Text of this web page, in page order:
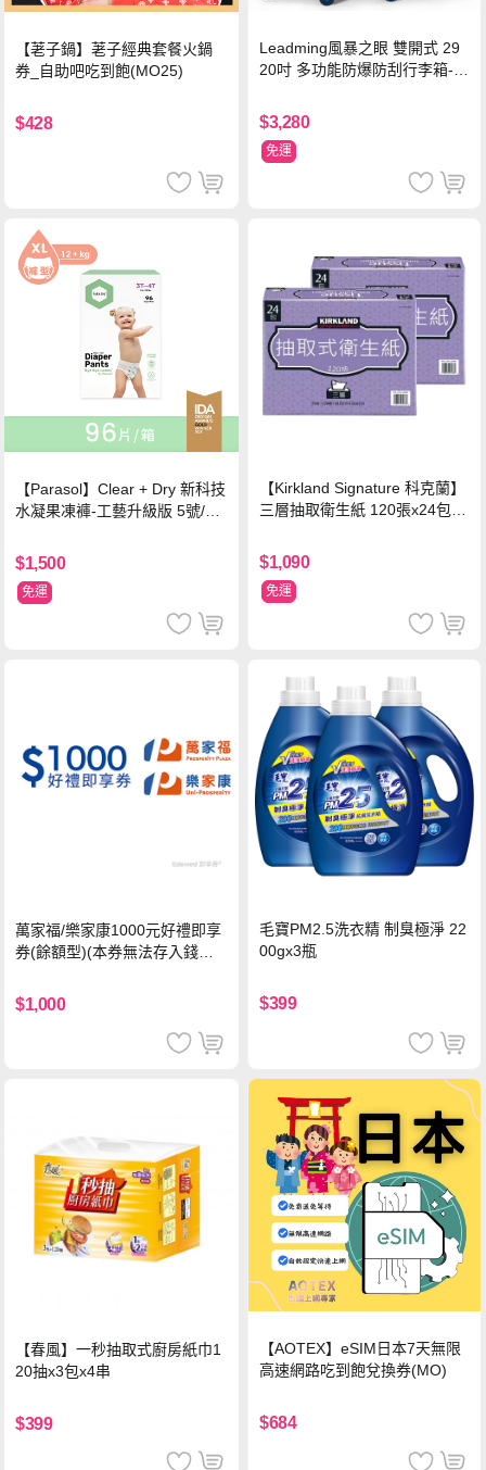
【荖子鍋】荖子經典套餐火鍋
券_自助吧吃到飽(MO25)
$428
Leadming風暴之眼 雙開式 29
20吋 多功能防爆防刮行李箱-海
$3,280
免運
【Parasol】Clear + Dry 新科技
水凝果凍褲-工藝升級版 5號/XL
$1,500
免運
【Kirkland Signature 科克蘭】
三層抽取衛生紙 120張x24包x2
$1,090
免運
萬家福/樂家康1000元好禮即享
券(餘額型)(本券無法存入錢包
$1,000
毛寶PM2.5洗衣精 制臭極淨 22
00gx3瓶
$399
【春風】一秒抽取式廚房紙巾1
20抽x3包x4串
$399
【AOTEX】eSIM日本7天無限
高速網路吃到飽兌換券(MO)
$684